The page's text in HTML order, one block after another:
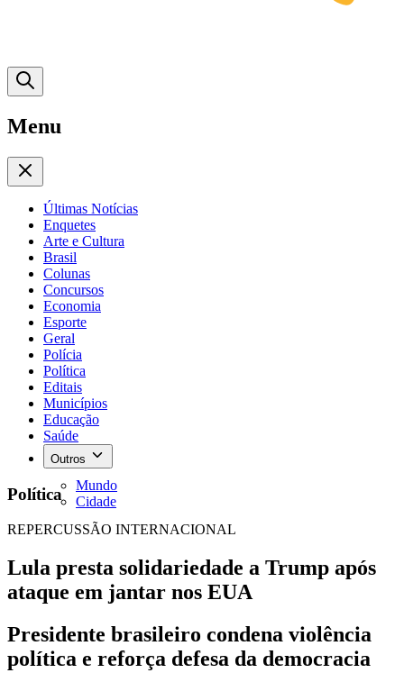
Menu
Últimas Notícias
Enquetes
Arte e Cultura
Brasil
Colunas
Concursos
Economia
Esporte
Geral
Polícia
Política
Editais
Municípios
Educação
Saúde
Outros
Mundo
Cidade
Política
REPERCUSSÃO INTERNACIONAL
Lula presta solidariedade a Trump após
ataque em jantar nos EUA
Presidente brasileiro condena violência
política e reforça defesa da democracia